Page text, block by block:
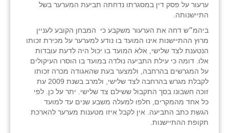
ערעור על פסק דין במסגרתו נדחתה תביעת המערער בשל
התיישנותה.
ביהמ״ש דחה את הערעור משקבע כי המבחן הקובע לעניין
מרוץ ההתיישנות אינו המועד בו נודע למערער על מכירת זכותו
הנטענת לצד שלישי, אלא המועד בו יכול היה לדעת עובדות
אלו. דומה כי עילת התביעה נולדה במועד בו הוסרו העיקולים
על המגרשים בהרחבה, ולמצער בעת שהאגודה מכרה זכותו
לקבלת מגרש בהרחבה לצד שלישי, ולמרב בשנת 2009 עת
זוכה חשבונו בסך התקבול ששילם צד שלישי. יתר על כן. לפי
כל אחד מהמקרים, חלפו למעלה משבע שנים עד למועד
הגשת כתב התביעה. אין לקבל איזו מטענות מערער להארכת
תקופת ההתיישנות.
בצרה
בקעות
ֿגבעת שפירא
גן הדרום
גן השומרון
גני עם